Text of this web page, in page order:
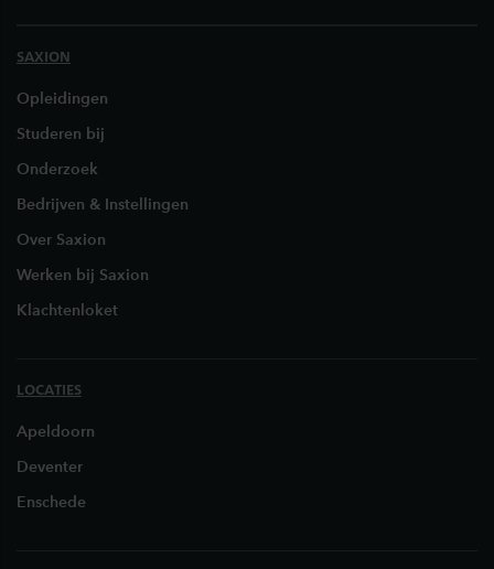
SAXION
Opleidingen
Studeren bij
Onderzoek
Bedrijven & Instellingen
Over Saxion
Werken bij Saxion
Klachtenloket
LOCATIES
Apeldoorn
Deventer
Enschede